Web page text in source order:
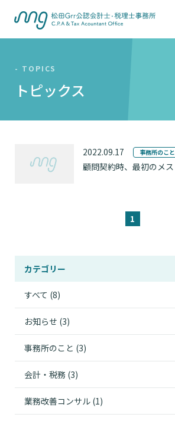
- TOPICS
トピックス
2022.09.17 事務所のこと
顧問契約時、最初のメス
1
カテゴリー
すべて (8)
お知らせ (3)
事務所のこと (3)
会計・税務 (3)
業務改善コンサル (1)